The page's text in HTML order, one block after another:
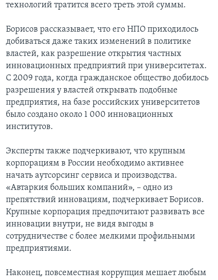
технологий тратится всего треть этой суммы.
Борисов рассказывает, что его НПО приходилось
добиваться даже таких изменений в политике
властей, как разрешение открытия частных
инновационных предприятий при университетах.
С 2009 года, когда гражданское общество добилось
разрешения у властей открывать подобные
предприятия, на базе российских университетов
было создано около 1 000 инновационных
институтов.
Эксперты также подчеркивают, что крупным
корпорациям в России необходимо активнее
начать аутсорсинг сервиса и производства.
«Автаркия больших компаний», – одно из
препятствий инновациям, подчеркивает Борисов.
Крупные корпорация предпочитают развивать все
инновации внутри, не видя выгоды в
сотрудничестве с более мелкими профильными
предприятиями.
Наконец, повсеместная коррупция мешает любым